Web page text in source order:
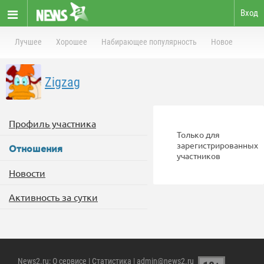
Вход
Лучшее Хорошее Набирающее популярность Новое
Zigzag
Профиль участника
Отношения
Новости
Активность за сутки
Только для
зарегистрированных
участников
News2.ru: О сервисе | Статистика | admin@news2.ru